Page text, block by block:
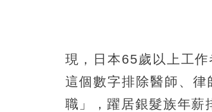
現，日本65歲以上工
這個數字排除醫師、
職」，躍居銀髮族年薪